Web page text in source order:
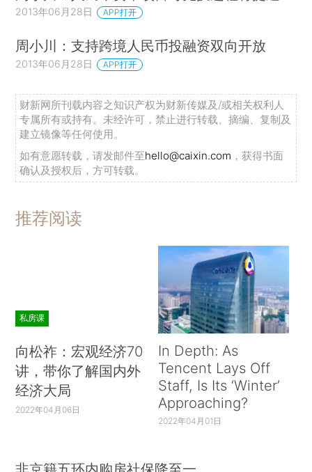
2013年06月28日 APP打开
周小川：支持跨境人民币投融资双向开放
2013年06月28日 APP打开
财新网所刊载内容之知识产权为财新传媒及/或相关权利人
专属所有或持有。未经许可，禁止进行转载、摘编、复制及
建立镜像等任何使用。
如有意愿转载，请发邮件至hello@caixin.com ，获得书面
确认及授权后，方可转载。
推荐阅读
私房课
向松祚：宏观经济70
讲，带你了解国内外
经济大局
2022年04月06日
In Depth: As
Tencent Lays Off
Staff, Is Its ‘Winter’
Approaching?
2022年04月01日